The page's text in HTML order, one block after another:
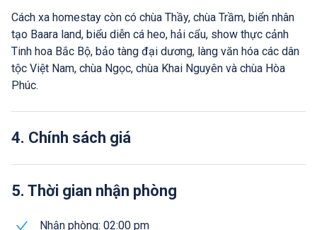
Cách xa homestay còn có chùa Thầy, chùa Trầm, biển nhân
tạo Baara land, biểu diễn cá heo, hải cẩu, show thực cảnh
Tinh hoa Bắc Bộ, bảo tàng đại dương, làng văn hóa các dân
tộc Việt Nam, chùa Ngọc, chùa Khai Nguyên và chùa Hòa
Phúc.
4. Chính sách giá
5. Thời gian nhận phòng
Nhận phòng: 02:00 pm